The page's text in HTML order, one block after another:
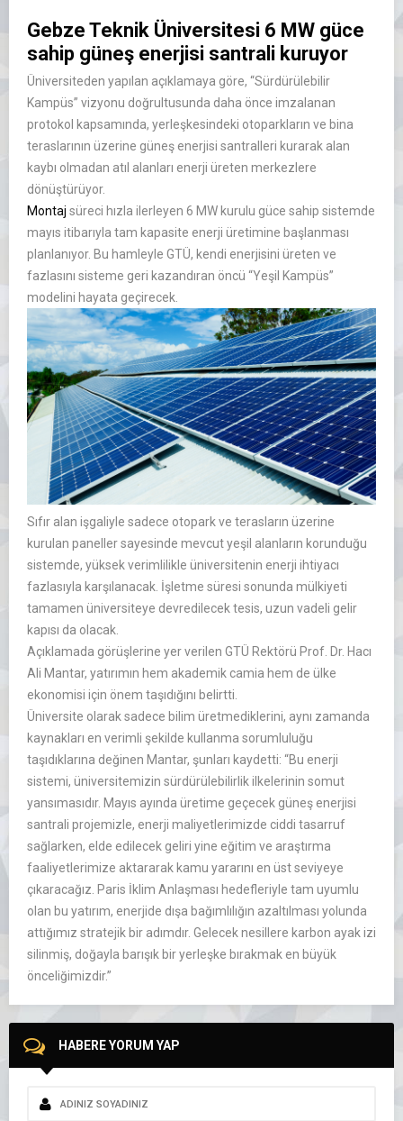
Gebze Teknik Üniversitesi 6 MW güce
sahip güneş enerjisi santrali kuruyor
Üniversiteden yapılan açıklamaya göre, “Sürdürülebilir
Kampüs” vizyonu doğrultusunda daha önce imzalanan
protokol kapsamında, yerleşkesindeki otoparkların ve bina
teraslarının üzerine güneş enerjisi santralleri kurarak alan
kaybı olmadan atıl alanları enerji üreten merkezlere
dönüştürüyor.
Montaj süreci hızla ilerleyen 6 MW kurulu güce sahip sistemde
mayıs itibarıyla tam kapasite enerji üretimine başlanması
planlanıyor. Bu hamleyle GTÜ, kendi enerjisini üreten ve
fazlasını sisteme geri kazandıran öncü “Yeşil Kampüs”
modelini hayata geçirecek.
Sıfır alan işgaliyle sadece otopark ve terasların üzerine
kurulan paneller sayesinde mevcut yeşil alanların korunduğu
sistemde, yüksek verimlilikle üniversitenin enerji ihtiyacı
fazlasıyla karşılanacak. İşletme süresi sonunda mülkiyeti
tamamen üniversiteye devredilecek tesis, uzun vadeli gelir
kapısı da olacak.
Açıklamada görüşlerine yer verilen GTÜ Rektörü Prof. Dr. Hacı
Ali Mantar, yatırımın hem akademik camia hem de ülke
ekonomisi için önem taşıdığını belirtti.
Üniversite olarak sadece bilim üretmediklerini, aynı zamanda
kaynakları en verimli şekilde kullanma sorumluluğu
taşıdıklarına değinen Mantar, şunları kaydetti: “Bu enerji
sistemi, üniversitemizin sürdürülebilirlik ilkelerinin somut
yansımasıdır. Mayıs ayında üretime geçecek güneş enerjisi
santrali projemizle, enerji maliyetlerimizde ciddi tasarruf
sağlarken, elde edilecek geliri yine eğitim ve araştırma
faaliyetlerimize aktararak kamu yararını en üst seviyeye
çıkaracağız. Paris İklim Anlaşması hedefleriyle tam uyumlu
olan bu yatırım, enerjide dışa bağımlılığın azaltılması yolunda
attığımız stratejik bir adımdır. Gelecek nesillere karbon ayak izi
silinmiş, doğayla barışık bir yerleşke bırakmak en büyük
önceliğimizdir.”
HABERE YORUM YAP